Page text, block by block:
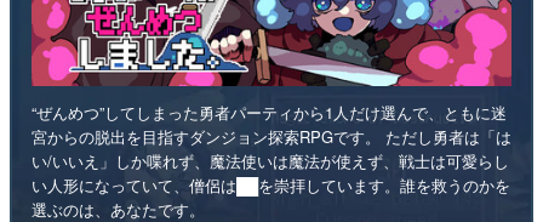
“ぜんめつ”してしまった勇者パーティから1人だけ選んで、ともに迷
宮からの脱出を目指すダンジョン探索RPGです。 ただし勇者は「は
い/いいえ」しか喋れず、魔法使いは魔法が使えず、戦士は可愛らし
い人形になっていて、僧侶は██を崇拝しています。誰を救うのかを
選ぶのは、あなたです。